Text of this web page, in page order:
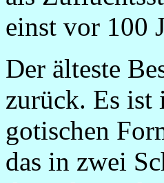
einst vor 100
Der älteste
zurück. Es ist
gotischen
das in zwei